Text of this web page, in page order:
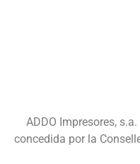
ADDO Impresores,
concedida por la